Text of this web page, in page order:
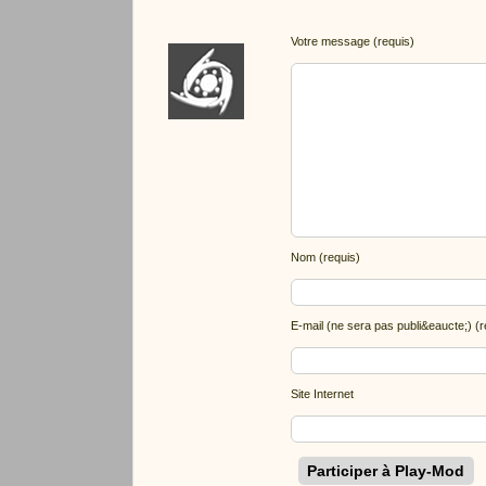
Votre message (requis)
Nom (requis)
E-mail (ne sera pas publi&eaucte;)
Site Internet